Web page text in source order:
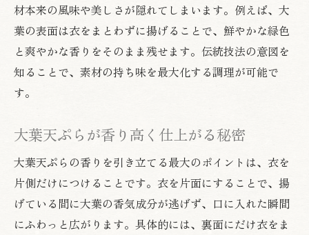
大葉天ぷらの味を引き出す片面衣の秘密
大葉天ぷらの片面衣が生む繊細な味わい
天ぷらの味がしない悩みを解決する方法
大葉本来の風味を天ぷらで活かすコツ
大葉天ぷらの片面衣が油切れを良くする
天ぷらの衣が持つ味への影響を考察
衣が剥がれない大葉天ぷらの工夫とは
大葉天ぷらの衣剥がれを防ぐ手順
天ぷら衣を均一に保つコーティング技
材本来の風味や美しさが隠れてしまいます。例えば、大
葉の表面は衣をまとわずに揚げることで、鮮やかな緑色
と爽やかな香りをそのまま残せます。伝統技法の意図を
知ることで、素材の持ち味を最大化する調理が可能で
す。
大葉天ぷらが香り高く仕上がる秘密
大葉天ぷらの香りを引き立てる最大のポイントは、衣を
片側だけにつけることです。衣を片面にすることで、揚
げている間に大葉の香気成分が逃げず、口に入れた瞬間
にふわっと広がります。具体的には、裏面にだけ衣をま